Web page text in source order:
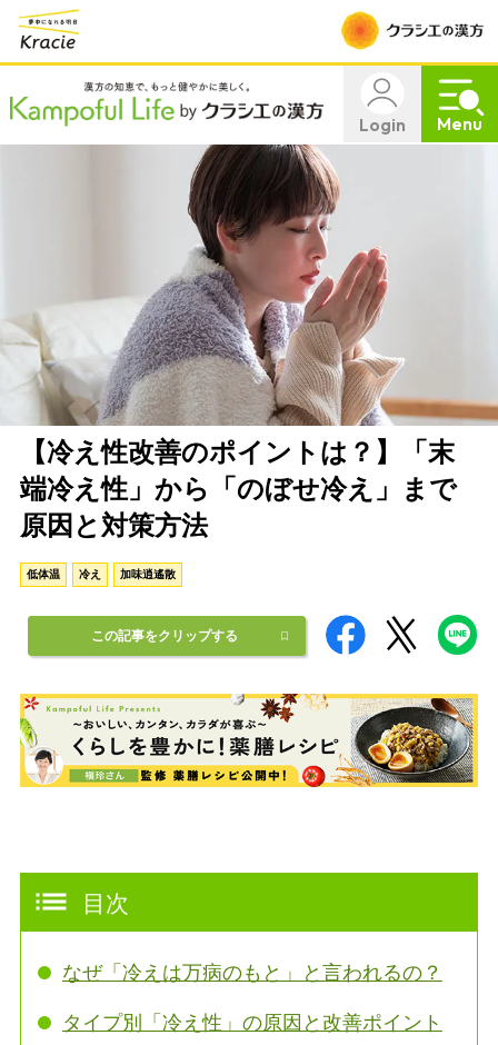
Login Menu
【冷え性改善のポイントは？】「末
端冷え性」から「のぼせ冷え」まで
原因と対策方法
低体温 冷え 加味逍遙散
この記事をクリップする
目次
なぜ「冷えは万病のもと」と言われるの？
タイプ別「冷え性」の原因と改善ポイント